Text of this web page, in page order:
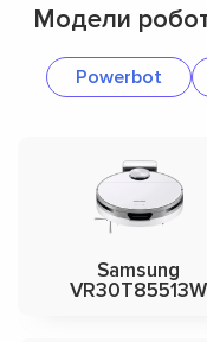
Модели
Powerbot
Samsung
VR30T85513W